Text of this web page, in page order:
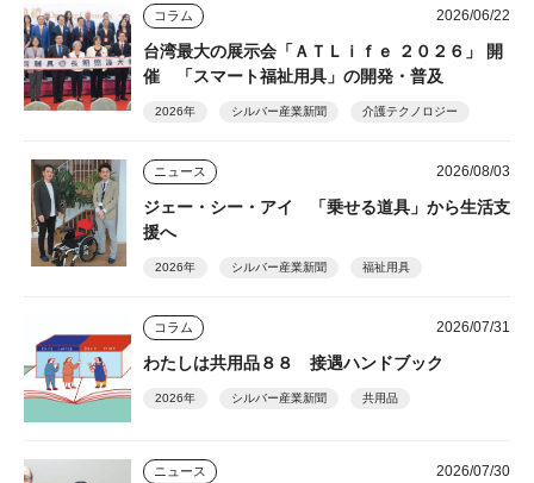
コラム 2026/06/22
台湾最大の展示会「ＡＴＬｉｆｅ ２０２６」 開
催 「スマート福祉用具」の開発・普及
2026年 シルバー産業新聞 介護テクノロジー
ニュース 2026/08/03
ジェー・シー・アイ 「乗せる道具」から生活支
援へ
2026年 シルバー産業新聞 福祉用具
コラム 2026/07/31
わたしは共用品８８ 接遇ハンドブック
2026年 シルバー産業新聞 共用品
ニュース 2026/07/30